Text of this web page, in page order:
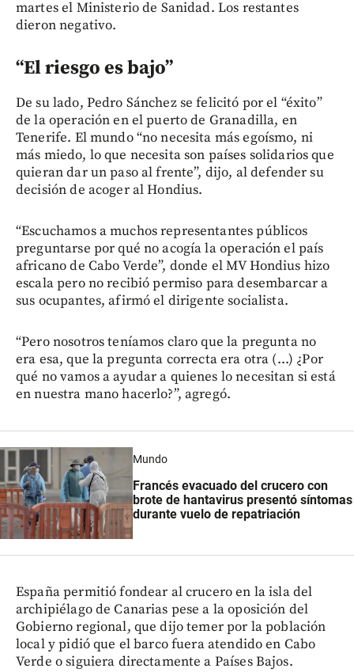
martes el Ministerio de Sanidad. Los restantes
dieron negativo.
“El riesgo es bajo”
De su lado, Pedro Sánchez se felicitó por el “éxito”
de la operación en el puerto de Granadilla, en
Tenerife. El mundo “no necesita más egoísmo, ni
más miedo, lo que necesita son países solidarios que
quieran dar un paso al frente”, dijo, al defender su
decisión de acoger al Hondius.
“Escuchamos a muchos representantes públicos
preguntarse por qué no acogía la operación el país
africano de Cabo Verde”, donde el MV Hondius hizo
escala pero no recibió permiso para desembarcar a
sus ocupantes, afirmó el dirigente socialista.
“Pero nosotros teníamos claro que la pregunta no
era esa, que la pregunta correcta era otra (...) ¿Por
qué no vamos a ayudar a quienes lo necesitan si está
en nuestra mano hacerlo?”, agregó.
Mundo
Francés evacuado del crucero con
brote de hantavirus presentó síntomas
durante vuelo de repatriación
España permitió fondear al crucero en la isla del
archipiélago de Canarias pese a la oposición del
Gobierno regional, que dijo temer por la población
local y pidió que el barco fuera atendido en Cabo
Verde o siguiera directamente a Países Bajos.